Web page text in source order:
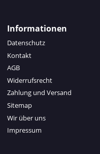
Informationen
Datenschutz
Kontakt
AGB
Widerrufsrecht
Zahlung und Versand
Sitemap
Wir über uns
Impressum